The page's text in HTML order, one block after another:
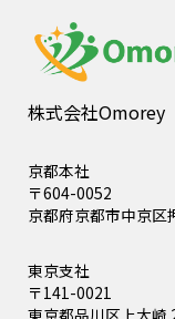
株式会社Omorey
京都本社
〒604-0052
京都府京都市中京区
東京支社
〒141-0021